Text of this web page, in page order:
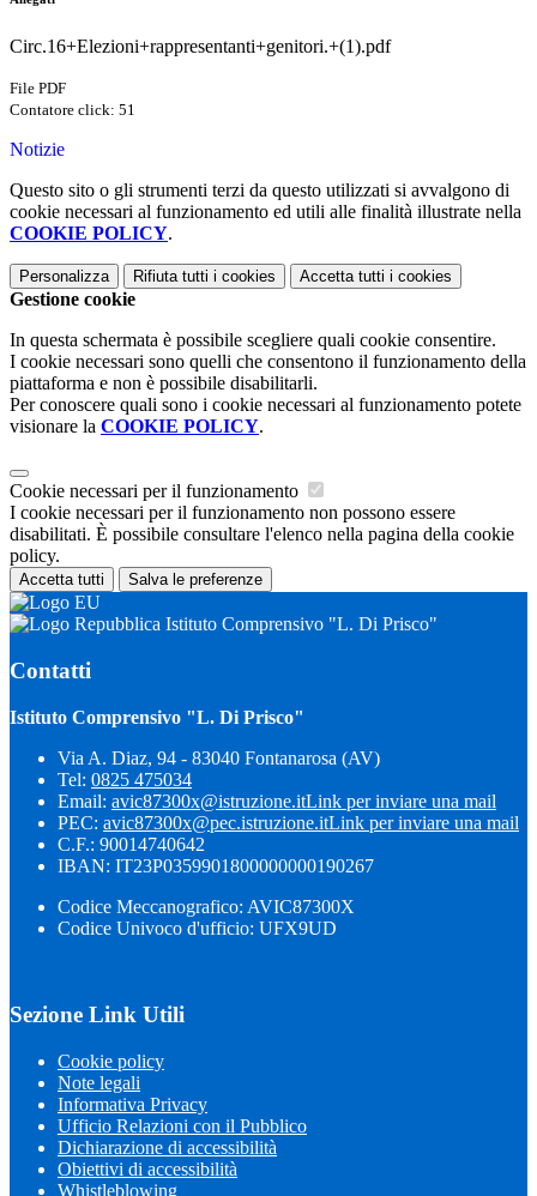
Circ.16+Elezioni+rappresentanti+genitori.+(1).pdf
File PDF
Contatore click: 51
Notizie
Questo sito o gli strumenti terzi da questo utilizzati si avvalgono di
cookie necessari al funzionamento ed utili alle finalità illustrate nella
COOKIE POLICY.
Personalizza Rifiuta tutti i cookies Accetta tutti i cookies
Gestione cookie
In questa schermata è possibile scegliere quali cookie consentire.
I cookie necessari sono quelli che consentono il funzionamento della
piattaforma e non è possibile disabilitarli.
Per conoscere quali sono i cookie necessari al funzionamento potete
visionare la COOKIE POLICY.
Cookie necessari per il funzionamento
I cookie necessari per il funzionamento non possono essere
disabilitati. È possibile consultare l'elenco nella pagina della cookie
policy.
Accetta tutti Salva le preferenze
Istituto Comprensivo "L. Di Prisco"
Contatti
Istituto Comprensivo "L. Di Prisco"
Via A. Diaz, 94 - 83040 Fontanarosa (AV)
Tel: 0825 475034
Email: avic87300x@istruzione.itLink per inviare una mail
PEC: avic87300x@pec.istruzione.itLink per inviare una mail
C.F.: 90014740642
IBAN: IT23P0359901800000000190267
Codice Meccanografico: AVIC87300X
Codice Univoco d'ufficio: UFX9UD
Sezione Link Utili
Cookie policy
Note legali
Informativa Privacy
Ufficio Relazioni con il Pubblico
Dichiarazione di accessibilità
Obiettivi di accessibilità
Whistleblowing